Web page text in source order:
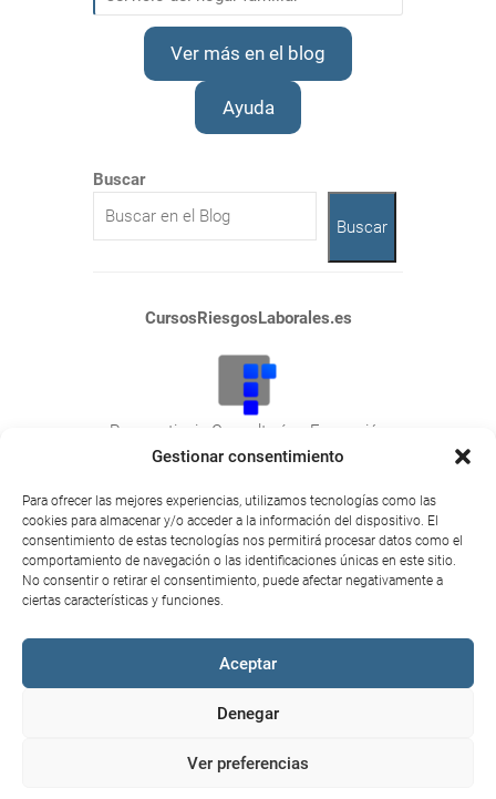
Gestionar consentimiento
Para ofrecer las mejores experiencias, utilizamos tecnologías como las
cookies para almacenar y/o acceder a la información del dispositivo. El
consentimiento de estas tecnologías nos permitirá procesar datos como el
comportamiento de navegación o las identificaciones únicas en este sitio.
No consentir o retirar el consentimiento, puede afectar negativamente a
ciertas características y funciones.
Aceptar
Denegar
Ver preferencias
Ver más en el blog
Ayuda
Buscar
Buscar
CursosRiesgosLaborales.es
Praeventionis Consultoría y Formación
NIF: E10423788
10600 Plasencia (Cáceres).
CursosRiesgosLaborales.es
Política de cookies (UE)